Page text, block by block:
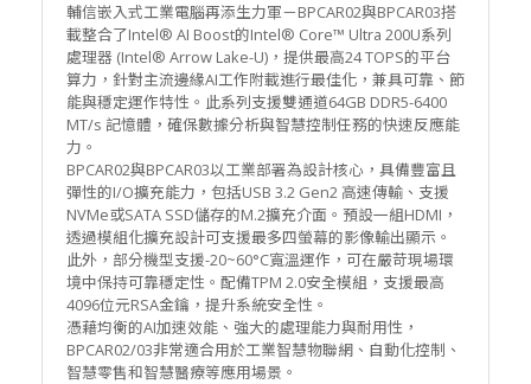
輔信嵌入式工業電腦再添生力軍－BPCAR02與BPCAR03搭
載整合了Intel® AI Boost的Intel® Core™ Ultra 200U系列
處理器 (Intel® Arrow Lake-U)，提供最高24 TOPS的平台
算力，針對主流邊緣AI工作附載進行最佳化，兼具可靠、節
能與穩定運作特性。此系列支援雙通道64GB DDR5-6400
MT/s 記憶體，確保數據分析與智慧控制任務的快速反應能
力。
BPCAR02與BPCAR03以工業部署為設計核心，具備豐富且
彈性的I/O擴充能力，包括USB 3.2 Gen2 高速傳輸、支援
NVMe或SATA SSD儲存的M.2擴充介面。預設一組HDMI，
透過模組化擴充設計可支援最多四螢幕的影像輸出顯示。
此外，部分機型支援-20~60°C寬溫運作，可在嚴苛現場環
境中保持可靠穩定性。配備TPM 2.0安全模組，支援最高
4096位元RSA金鑰，提升系統安全性。
憑藉均衡的AI加速效能、強大的處理能力與耐用性，
BPCAR02/03非常適合用於工業智慧物聯網、自動化控制、
智慧零售和智慧醫療等應用場景。